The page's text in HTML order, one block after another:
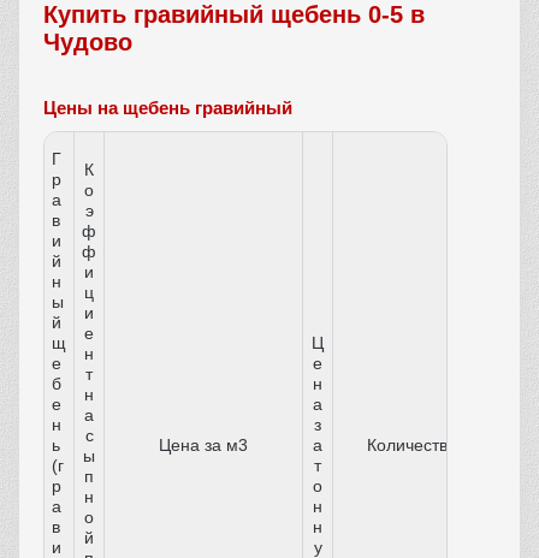
Купить гравийный щебень 0-5 в
Чудово
Цены на щебень гравийный
Г
р
а
в
и
й
н
ы
й
щ
е
б
е
н
ь
(г
р
а
в
и
К
о
э
ф
ф
и
ц
и
е
н
т
н
а
с
ы
п
н
о
й
Цена за м3
Ц
е
н
а
з
а
т
о
н
н
у
Количество